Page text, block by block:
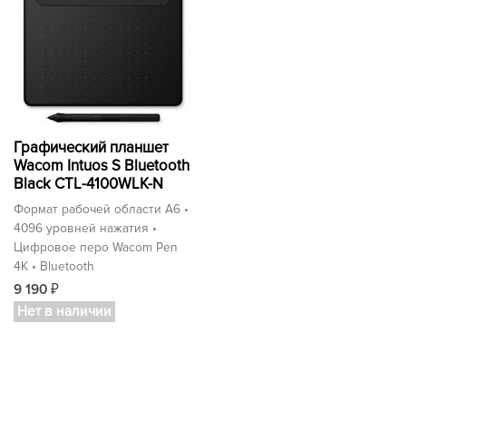
Графический планшет
Wacom Intuos S Bluetooth
Black CTL-4100WLK-N
Формат рабочей области A6 •
4096 уровней нажатия •
Цифровое перо Wacom Pen
4K • Bluetooth
9 190 ₽
Нет в наличии